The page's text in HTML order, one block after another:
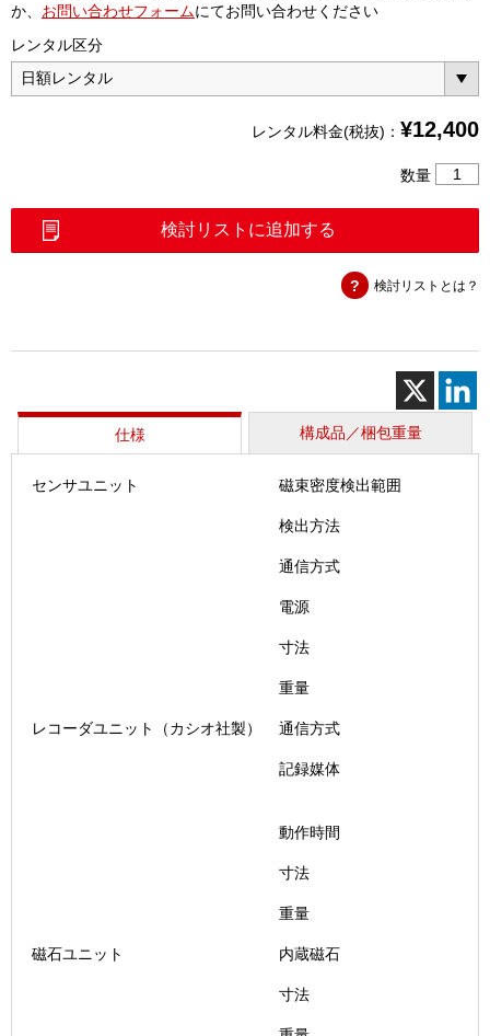
か、 お問い合わせフォームにてお問い合わせください
レンタル区分
レンタル料金(税抜)： ¥12,400
数量
CP
ー
個
検討リストに追加する
検討リストとは？
仕様 構成品／梱包重量
センサユニット 磁束密度検出範囲
検出方法
通信方式
電源
寸法
重量
レコーダユニット（カシオ社製） 通信方式
記録媒体
動作時間
寸法
重量
磁石ユニット 内蔵磁石
寸法